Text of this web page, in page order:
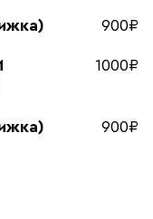
900₽
1000₽
900₽